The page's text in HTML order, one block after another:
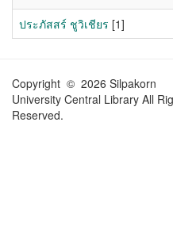
ประภัสสร์ ชูวิเชียร [1]
Copyright © 2026 Silpakorn
University Central Library All
Reserved.